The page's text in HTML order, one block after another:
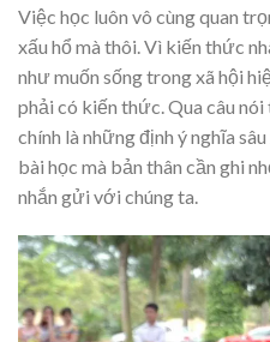
Việc học luôn vô cùng quan
xấu hổ mà thôi. Vì kiến thức
như muốn sống trong xã hội
phải có kiến thức. Qua câu
chính là những định ý nghĩa
bài học mà bản thân cần ghi
nhắn gửi với chúng ta.